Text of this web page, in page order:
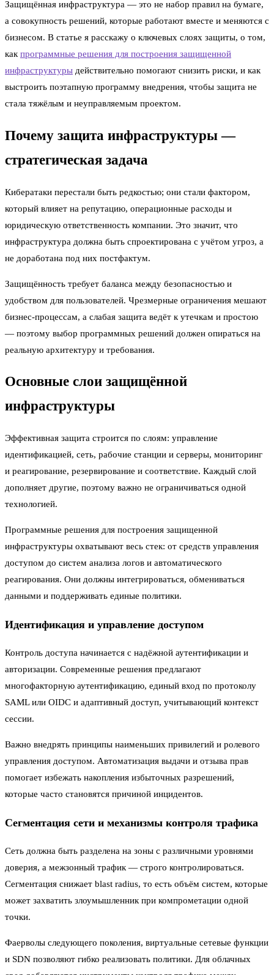
Защищённая инфраструктура — это не набор правил на бумаге,
а совокупность решений, которые работают вместе и меняются с
бизнесом. В статье я расскажу о ключевых слоях защиты, о том,
какпрограммные решения для построения защищенной
инфраструктуры действительно помогают снизить риски, и как
выстроить поэтапную программу внедрения, чтобы защита не
стала тяжёлым и неуправляемым проектом.
Почему защита инфраструктуры —
стратегическая задача
Кибератаки перестали быть редкостью; они стали фактором,
который влияет на репутацию, операционные расходы и
юридическую ответственность компании. Это значит, что
инфраструктура должна быть спроектирована с учётом угроз, а
не доработана под них постфактум.
Защищённость требует баланса между безопасностью и
удобством для пользователей. Чрезмерные ограничения мешают
бизнес-процессам, а слабая защита ведёт к утечкам и простою
— поэтому выбор программных решений должен опираться на
реальную архитектуру и требования.
Основные слои защищённой
инфраструктуры
Эффективная защита строится по слоям: управление
идентификацией, сеть, рабочие станции и серверы, мониторинг
и реагирование, резервирование и соответствие. Каждый слой
дополняет другие, поэтому важно не ограничиваться одной
технологией.
Программные решения для построения защищенной
инфраструктуры охватывают весь стек: от средств управления
доступом до систем анализа логов и автоматического
реагирования. Они должны интегрироваться, обмениваться
данными и поддерживать единые политики.
Идентификация и управление доступом
Контроль доступа начинается с надёжной аутентификации и
авторизации. Современные решения предлагают
многофакторную аутентификацию, единый вход по протоколу
SAML или OIDC и адаптивный доступ, учитывающий контекст
сессии.
Важно внедрять принципы наименьших привилегий и ролевого
управления доступом. Автоматизация выдачи и отзыва прав
помогает избежать накопления избыточных разрешений,
которые часто становятся причиной инцидентов.
Сегментация сети и механизмы контроля трафика
Сеть должна быть разделена на зоны с различными уровнями
доверия, а межзонный трафик — строго контролироваться.
Сегментация снижает blast radius, то есть объём систем, которые
может захватить злоумышленник при компрометации одной
точки.
Фаерволы следующего поколения, виртуальные сетевые функции
и SDN позволяют гибко реализовать политики. Для облачных